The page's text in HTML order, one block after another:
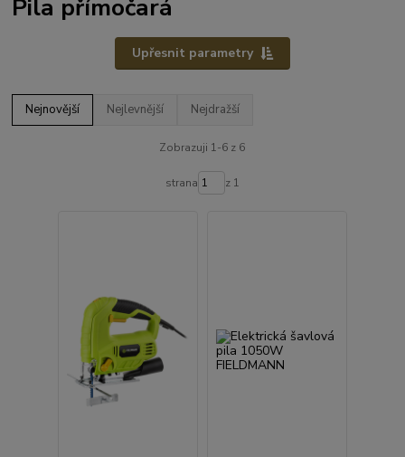
Pila přímočará
Upřesnit parametry
Nejnovější Nejlevnější Nejdražší
Zobrazuji 1-6 z 6
strana z 1